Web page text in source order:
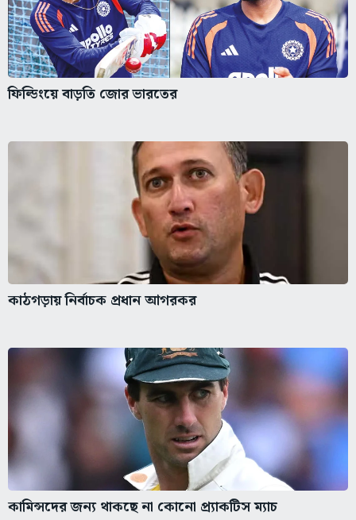
ফিল্ডিংয়ে বাড়তি জোর ভারতের
কাঠগড়ায় নির্বাচক প্রধান আগরকর
কামিন্সদের জন্য থাকছে না কোনো প্র্যাকটিস ম্যাচ